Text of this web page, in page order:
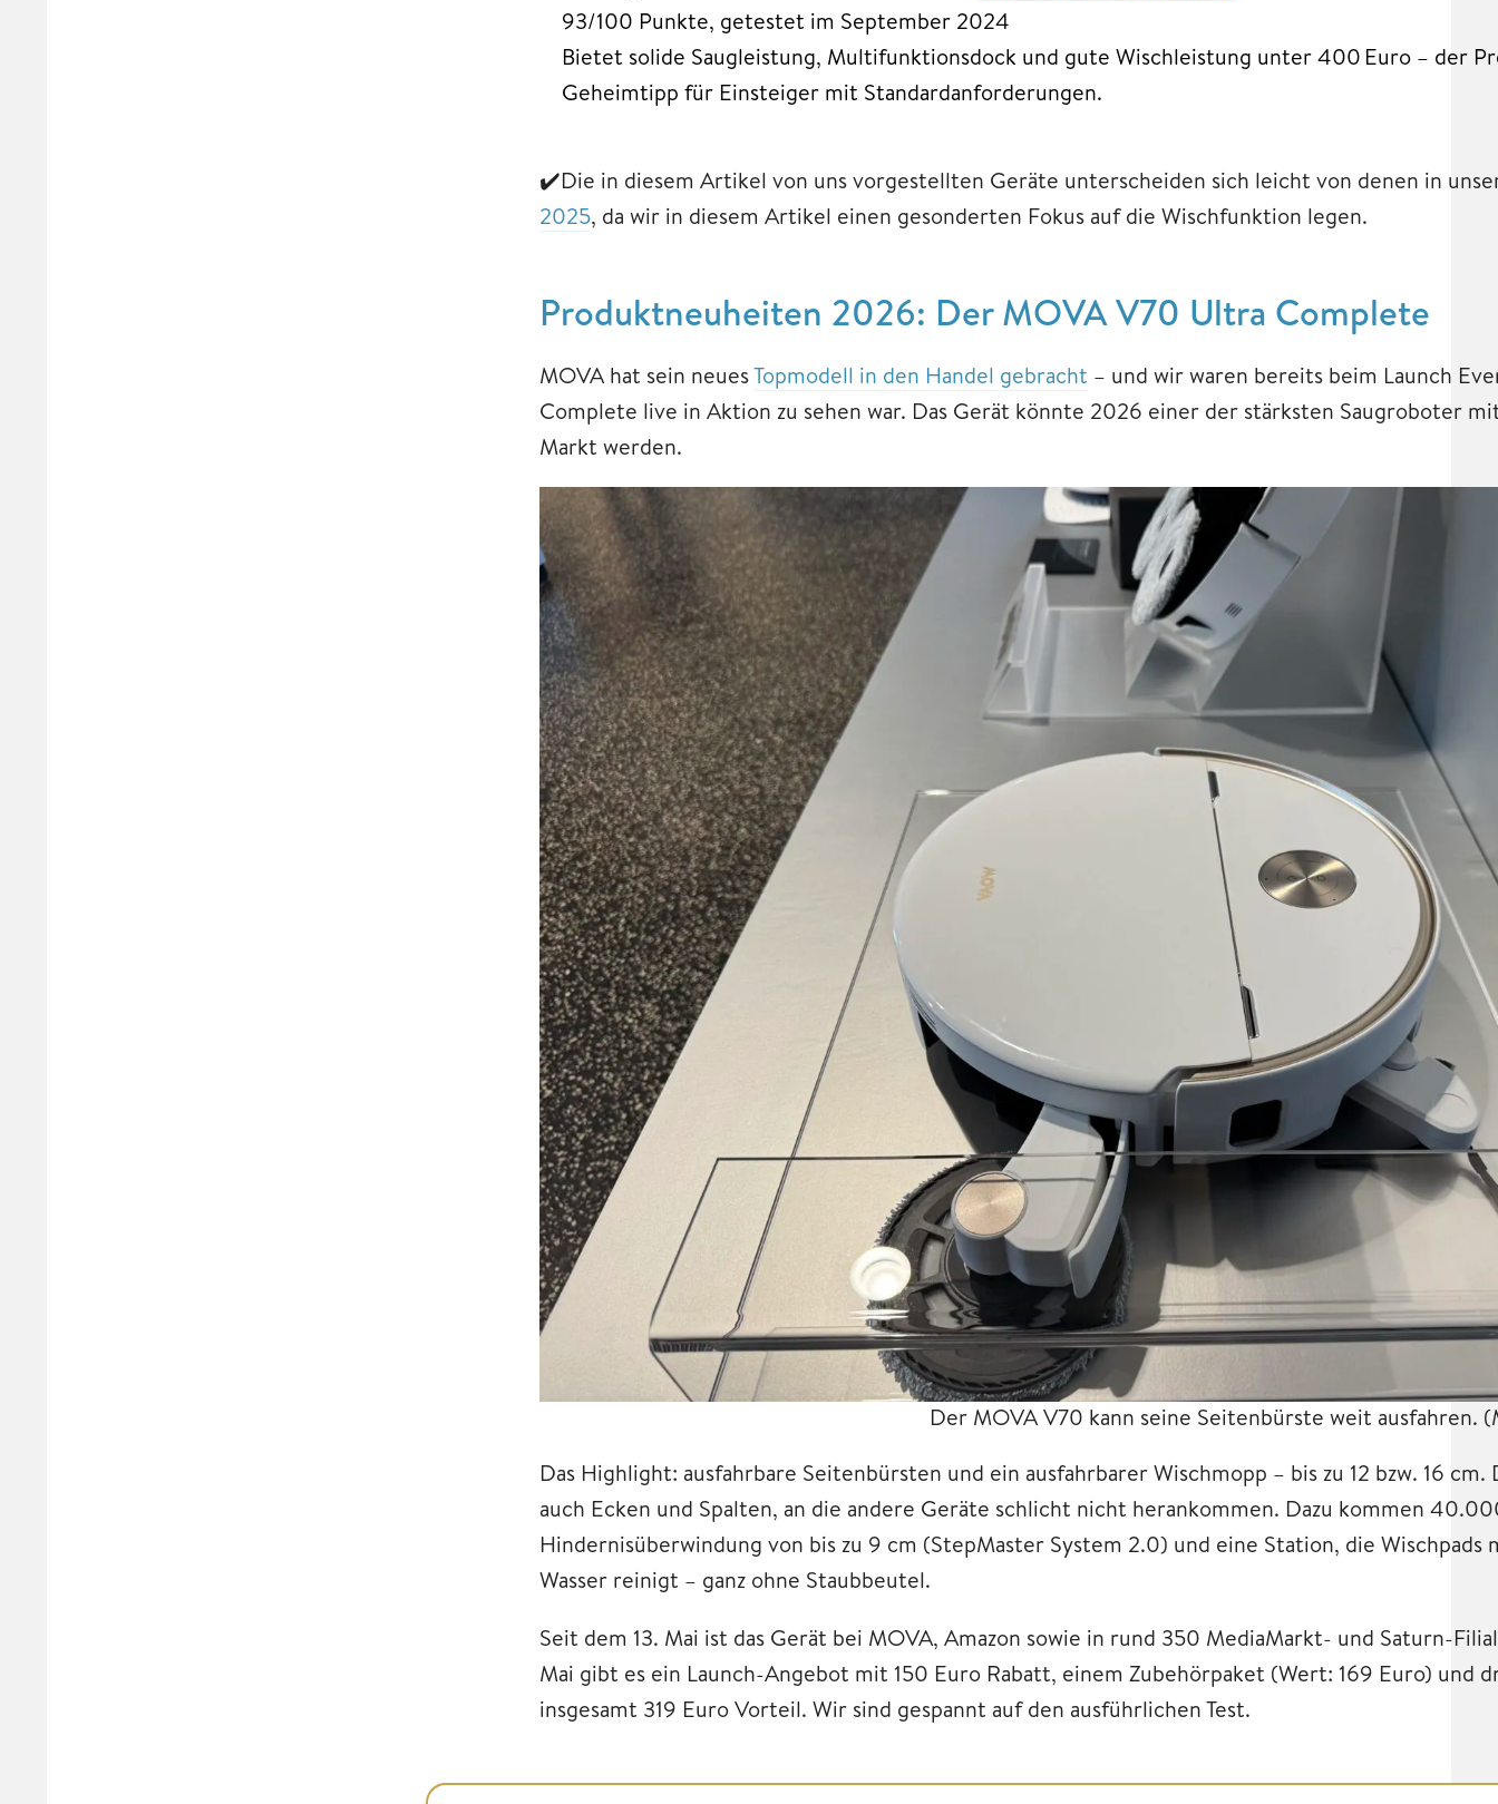
93/100 Punkte, getestet im September 2024
Bietet solide Saugleistung, Multifunktionsdock und gute Wischleistung unter 400 Euro – der
Geheimtipp für Einsteiger mit Standardanforderungen.
✔️Die in diesem Artikel von uns vorgestellten Geräte unterscheiden sich leicht von denen in
2025, da wir in diesem Artikel einen gesonderten Fokus auf die Wischfunktion legen.
Produktneuheiten 2026: Der MOVA V70 Ultra Complete
MOVA hat sein neuesTopmodell in den Handel gebracht – und wir waren bereits beim Launch
Complete live in Aktion zu sehen war. Das Gerät könnte 2026 einer der stärksten Saugroboter
Markt werden.
Der MOVA V70 kann seine Seitenbürste weit ausfahren.
Das Highlight: ausfahrbare Seitenbürsten und ein ausfahrbarer Wischmopp – bis zu 12 bzw. 16
auch Ecken und Spalten, an die andere Geräte schlicht nicht herankommen. Dazu kommen
Hindernisüberwindung von bis zu 9 cm (StepMaster System 2.0) und eine Station, die Wischpads
Wasser reinigt – ganz ohne Staubbeutel.
Seit dem 13. Mai ist das Gerät bei MOVA, Amazon sowie in rund 350 MediaMarkt- und Saturn-
Mai gibt es ein Launch-Angebot mit 150 Euro Rabatt, einem Zubehörpaket (Wert: 169 Euro) und
insgesamt 319 Euro Vorteil. Wir sind gespannt auf den ausführlichen Test.